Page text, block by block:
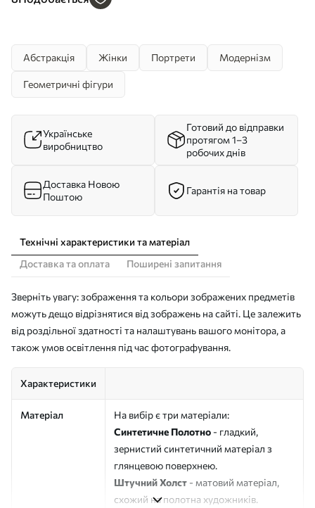
Абстракція Жінки Портрети Модернізм
Геометричні фігури
Українське
виробництво
Готовий до відправки
протягом 1–3
робочих днів
Доставка Новою
Поштою
Гарантія на товар
Технічні характеристики та матеріал
Доставка та оплата
Поширені запитання
Зверніть увагу: зображення та кольори зображених предметів
можуть дещо відрізнятися від зображень на сайті. Це залежить
від роздільної здатності та налаштувань вашого монітора, а
також умов освітлення під час фотографування.
Характеристики
Матеріал
На вибір є три матеріали:
Синтетичне Полотно - гладкий,
зернистий синтетичний матеріал з
глянцевою поверхнею.
Штучний Холст - матовий матеріал,
схожий на полотна художників.